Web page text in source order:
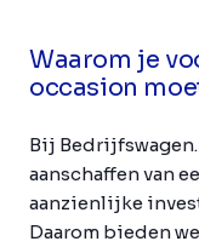
Waarom je
occasion
Bij
aanschaffen van
aanzienlijke
Daarom bieden